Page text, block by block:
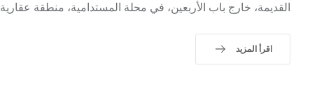
القديمة، خارج باب الأربعين، في محلة المستدامية، منطقة عقارية 10.
اقرأ المزيد